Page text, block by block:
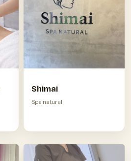
Shimai
Spa natural